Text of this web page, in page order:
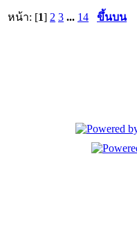
หน้า: [1] 2 3 ... 14 ขึ้นบน